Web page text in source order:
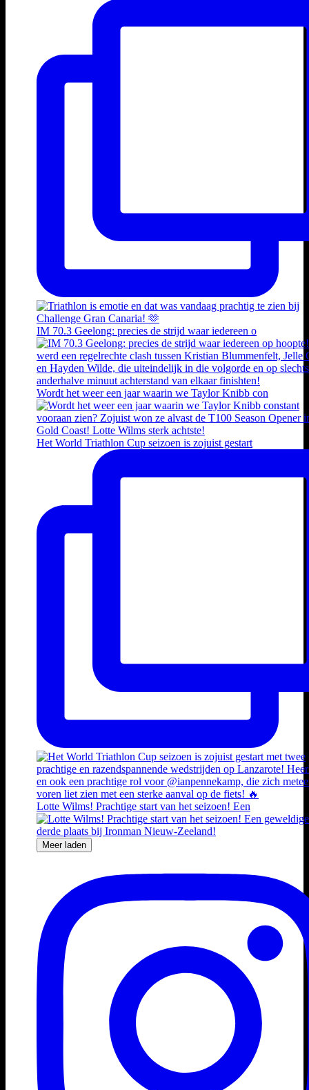
IM 70.3 Geelong: precies de strijd waar iedereen o
Wordt het weer een jaar waarin we Taylor Knibb con
Het World Triathlon Cup seizoen is zojuist gestart
Lotte Wilms! Prachtige start van het seizoen! Een
Meer laden